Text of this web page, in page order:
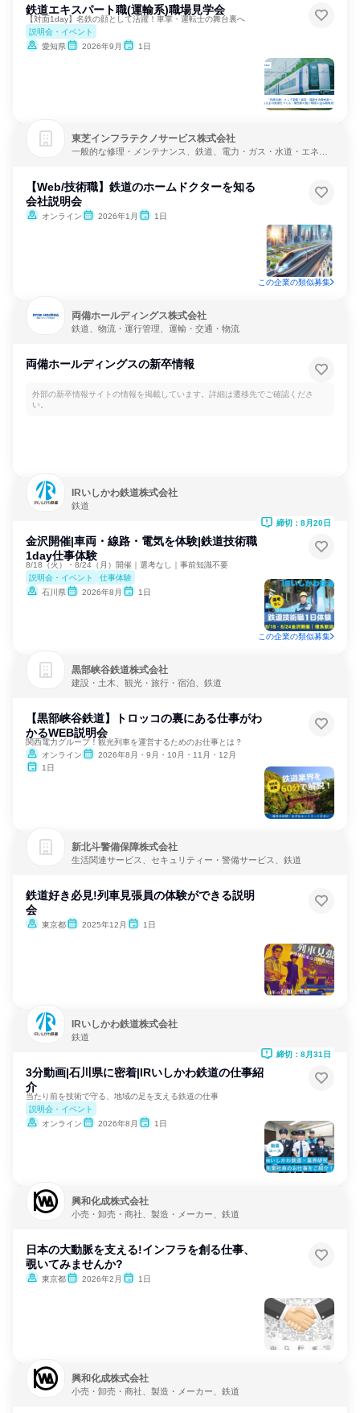
鉄道エキスパート職(運輸系)職場見学会
【対面1day】名鉄の顔として活躍！車掌・運転士の舞台裏へ
説明会・イベント
愛知県
2026年9月 1日
東芝インフラテクノサービス株式会社
一般的な修理・メンテナンス、鉄道、電力・ガス・水道・エネル
【Web/技術職】鉄道のホームドクターを知る
会社説明会
オンライン 2026年1月 1日
この企業の類似募集
両備ホールディングス株式会社
鉄道、物流・運行管理、運輸・交通・物流
両備ホールディングスの新卒情報
外部の新卒情報サイトの情報を掲載しています。詳細は遷移先でご確認くださ
い。
IRいしかわ鉄道株式会社
鉄道
金沢開催|車両・線路・電気を体験|鉄道技術職
1day仕事体験
8/18（火）・8/24（月）開催｜選考なし｜事前知識不要
説明会・イベント
仕事体験
石川県
2026年8月 1日
締切：8月20日
この企業の類似募集
黒部峡谷鉄道株式会社
建設・土木、観光・旅行・宿泊、鉄道
【黒部峡谷鉄道】トロッコの裏にある仕事がわ
かるWEB説明会
関西電力グループ！観光列車を運営するためのお仕事とは？
オンライン
2026年8月・9月・10月・11月・12月
1日
新北斗警備保障株式会社
生活関連サービス、セキュリティー・警備サービス、鉄道
鉄道好き必見!列車見張員の体験ができる説明
会
東京都 2025年12月 1日
IRいしかわ鉄道株式会社
鉄道
3分動画|石川県に密着|IRいしかわ鉄道の仕事紹
介
当たり前を技術で守る、地域の足を支える鉄道の仕事
説明会・イベント
オンライン
2026年8月 1日
締切：8月31日
興和化成株式会社
小売・卸売・商社、製造・メーカー、鉄道
日本の大動脈を支える!インフラを創る仕事、
覗いてみませんか?
東京都 2026年2月 1日
興和化成株式会社
小売・卸売・商社、製造・メーカー、鉄道